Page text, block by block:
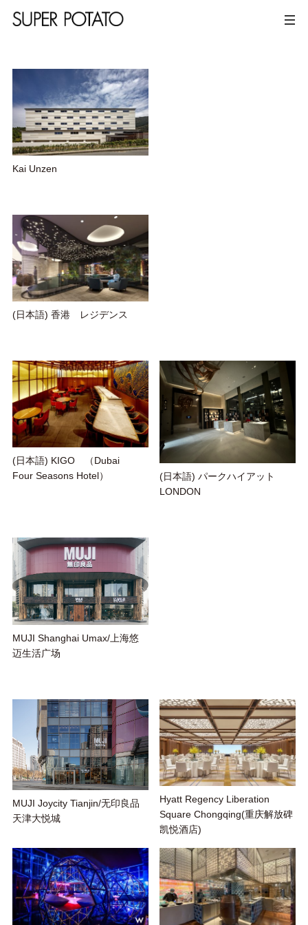
Kai Unzen
(日本語) 香港 レジデンス
(日本語) KIGO （Dubai
Four Seasons Hotel）
(日本語) パークハイアット
LONDON
MUJI Shanghai Umax/上海悠
迈生活广场
MUJI Joycity Tianjin/无印良品
天津大悦城
Hyatt Regency Liberation
Square Chongqing(重庆解放碑
凯悦酒店)